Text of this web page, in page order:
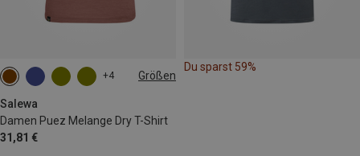
+4 Größen
Salewa
Damen Puez Melange Dry T-Shirt
31,81 €
XS S M
XXL
Du sparst 59%